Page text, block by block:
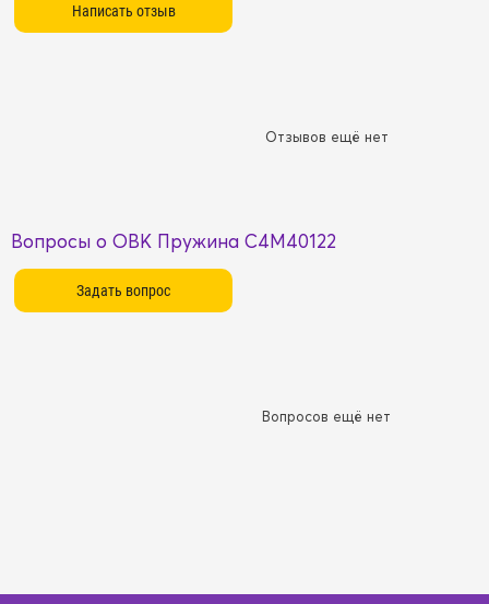
Отзывов ещё нет
Вопросы о OBK Пружина C4M40122
Вопросов ещё нет